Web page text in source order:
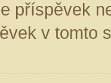
příspěvek
v tomto